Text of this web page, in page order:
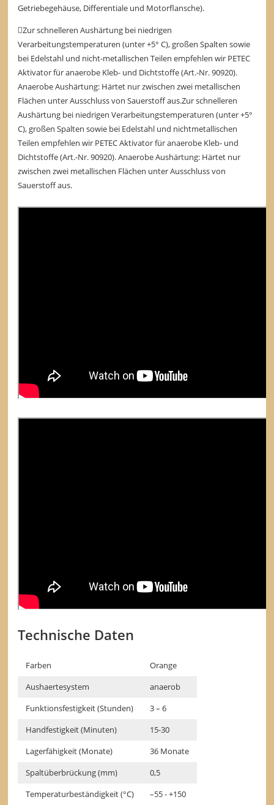
Getriebegehäuse, Differentiale und Motorflansche).
Zur schnelleren Aushärtung bei niedrigen
Verarbeitungstemperaturen (unter +5° C), großen Spalten sowie
bei Edelstahl und nicht-metallischen Teilen empfehlen wir PETEC
Aktivator für anaerobe Kleb- und Dichtstoffe (Art.-Nr. 90920).
Anaerobe Aushärtung: Härtet nur zwischen zwei metallischen
Flächen unter Ausschluss von Sauerstoff aus.Zur schnelleren
Aushärtung bei niedrigen Verarbeitungstemperaturen (unter +5°
C), großen Spalten sowie bei Edelstahl und nichtmetallischen
Teilen empfehlen wir PETEC Aktivator für anaerobe Kleb- und
Dichtstoffe (Art.-Nr. 90920). Anaerobe Aushärtung: Härtet nur
zwischen zwei metallischen Flächen unter Ausschluss von
Sauerstoff aus.
Technische Daten
Farben
Orange
Aushaertesystem
anaerob
Funktionsfestigkeit (Stunden)
3 – 6
Handfestigkeit (Minuten)
15-30
Lagerfähigkeit (Monate)
36 Monate
Spaltüberbrückung (mm)
0,5
Temperaturbeständigkeit (°C)
–55 - +150